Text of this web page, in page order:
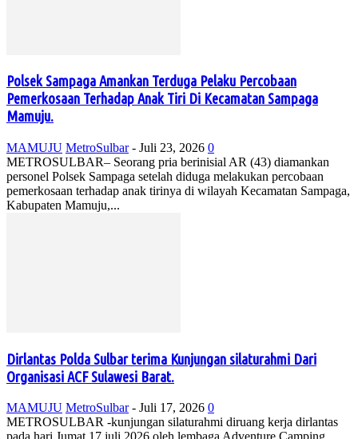
Polsek Sampaga Amankan Terduga Pelaku Percobaan
Pemerkosaan Terhadap Anak Tiri Di Kecamatan Sampaga
Mamuju.
MAMUJU MetroSulbar - Juli 23, 2026 0
METROSULBAR– Seorang pria berinisial AR (43) diamankan
personel Polsek Sampaga setelah diduga melakukan percobaan
pemerkosaan terhadap anak tirinya di wilayah Kecamatan Sampaga,
Kabupaten Mamuju,...
Dirlantas Polda Sulbar terima Kunjungan silaturahmi Dari
Organisasi ACF Sulawesi Barat.
MAMUJU MetroSulbar - Juli 17, 2026 0
METROSULBAR -kunjungan silaturahmi diruang kerja dirlantas